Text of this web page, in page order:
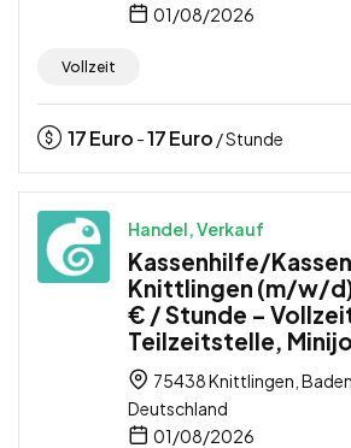
01/08/2026
Vollzeit
17Euro -17Euro / Stunde
Handel, Verkauf
Kassenhilfe/
Knittlingen (m/w/
€ / Stunde –
Teilzeitstelle,
75438 Knittlingen,
Deutschland
01/08/2026